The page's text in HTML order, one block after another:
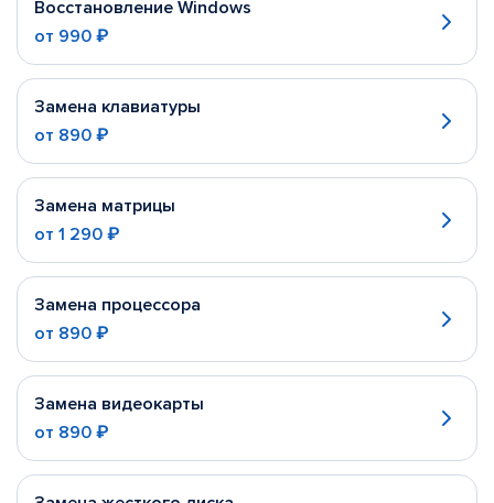
Восстановление Windows
от 990 ₽
Замена клавиатуры
от 890 ₽
Замена матрицы
от 1 290 ₽
Замена процессора
от 890 ₽
Замена видеокарты
от 890 ₽